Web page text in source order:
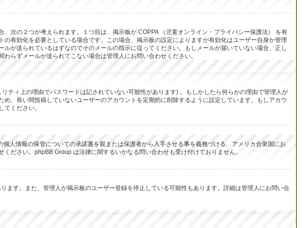
次の２つが考えられます。１つ目は、掲示板が COPPA （児童オンライン・プライバシー保護法） を有
有効化を必要としている場合です。この場合、掲示板の設定によりますが有効化はユーザー自身か管理
が送られているはずなのでそのメールの指示に従ってください。もしメールが届いていない場合、正し
らずメールが送られてこない場合は管理人にお問い合わせください。
ティ上の理由でパスワードは記されていない可能性があります) 。もしかしたら何らかの理由で管理人が
、長い間投稿していないユーザーのアカウントを定期的に削除するように設定しています。もしアカウ
ください。
人情報の保管についての承諾書を親または保護者から入手させる事を義務づける、アメリカ合衆国にお
ださい。phpBB Group は法律に関するいかなる問い合わせも受け付けておりません。
す。また、管理人が掲示板のユーザー登録を停止している可能性もあります。詳細は管理人にお問い合